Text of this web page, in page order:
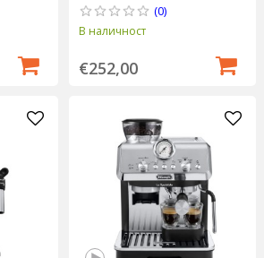
(0)
В наличност
€252,00